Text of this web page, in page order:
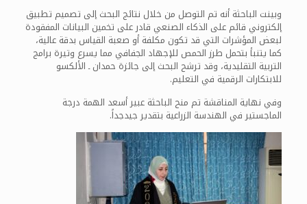
وبينت الباحثة أنه تم التوصل من خلال نتائج البحث إلى تصميم تطبيق
إلكتروني قائم على الذكاء الصنعي قادر على تخمين البيانات المفقودة
لبعض المؤشرات التي قد تكون مكلفة أو صعبة القياس بدقة عالية،
كما يتنبأ بتحمل طرز الحمص للإجهاد الجفافي مما يسرع وتيرة برامج
التربية التقليدية، وقد ترشح البحث إلى جائزة حمدان ـ الألكسو
للابتكارات الرقمية في التعليم.
وفي نهاية المناقشة تم منح الباحثة عبير أسعد الهمة درجة
الماجستير في الهندسة الزراعية بتقدير جيدجداً.